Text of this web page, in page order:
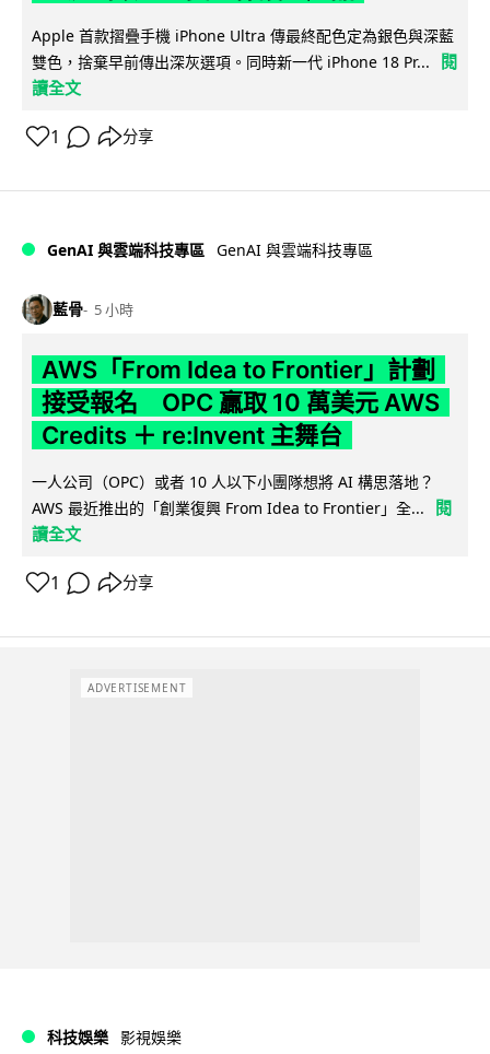
Apple 首款摺疊手機 iPhone Ultra 傳最終配色定為銀色與深藍
雙色，捨棄早前傳出深灰選項。同時新一代 iPhone 18 Pr...
閱
讀全文
1 分享
GenAI 與雲端科技專區 GenAI 與雲端科技專區
藍骨 5 小時
AWS「From Idea to Frontier」計劃
接受報名 OPC 贏取 10 萬美元 AWS
Credits ＋ re:Invent 主舞台
一人公司（OPC）或者 10 人以下小團隊想將 AI 構思落地？
AWS 最近推出的「創業復興 From Idea to Frontier」全...
閱
讀全文
1 分享
ADVERTISEMENT
科技娛樂 影視娛樂